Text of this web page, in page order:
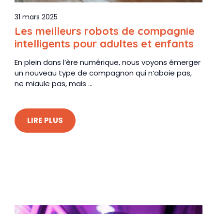
31 mars 2025
Les meilleurs robots de compagnie
intelligents pour adultes et enfants
En plein dans l’ère numérique, nous voyons émerger
un nouveau type de compagnon qui n’aboie pas,
ne miaule pas, mais ...
LIRE PLUS